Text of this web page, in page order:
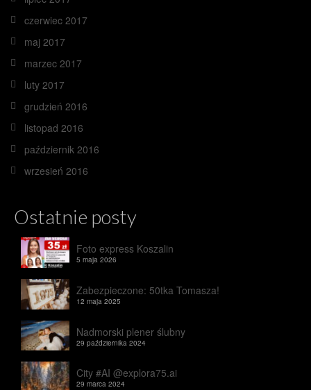
czerwiec 2017
maj 2017
marzec 2017
luty 2017
grudzień 2016
listopad 2016
październik 2016
wrzesień 2016
Ostatnie posty
Foto express Koszalin
5 maja 2026
Zabezpieczone: 50tka Tomasza!
12 maja 2025
Nadmorski plener ślubny
29 października 2024
City #AI @explora75.ai
29 marca 2024